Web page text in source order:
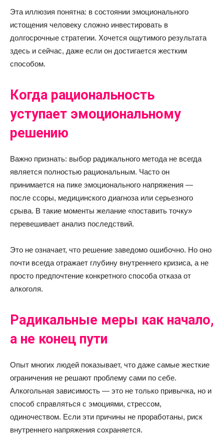
Эта иллюзия понятна: в состоянии эмоционального
истощения человеку сложно инвестировать в
долгосрочные стратегии. Хочется ощутимого результата
здесь и сейчас, даже если он достигается жестким
способом.
Когда рациональность
уступает эмоциональному
решению
Важно признать: выбор радикального метода не всегда
является полностью рациональным. Часто он
принимается на пике эмоционального напряжения —
после ссоры, медицинского диагноза или серьезного
срыва. В такие моменты желание «поставить точку»
перевешивает анализ последствий.
Это не означает, что решение заведомо ошибочно. Но оно
почти всегда отражает глубину внутреннего кризиса, а не
просто предпочтение конкретного способа отказа от
алкоголя.
Радикальные меры как начало,
а не конец пути
Опыт многих людей показывает, что даже самые жесткие
ограничения не решают проблему сами по себе.
Алкогольная зависимость — это не только привычка, но и
способ справляться с эмоциями, стрессом,
одиночеством. Если эти причины не проработаны, риск
внутреннего напряжения сохраняется.